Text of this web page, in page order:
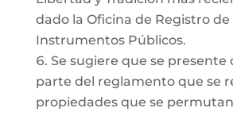
dado la Oficina de Registro de
Instrumentos Públicos.
Se sugiere que se presente
parte del reglamento que se
propiedades que se